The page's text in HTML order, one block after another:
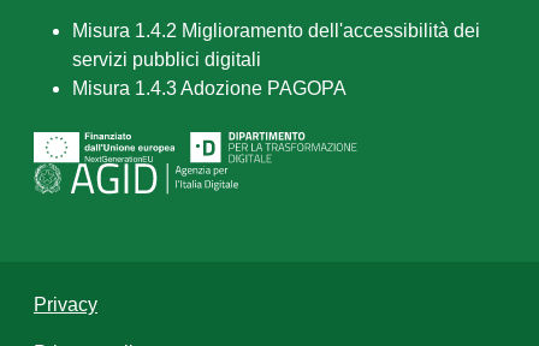
Misura 1.4.2 Miglioramento dell'accessibilità dei
servizi pubblici digitali
Misura 1.4.3 Adozione PAGOPA
Privacy